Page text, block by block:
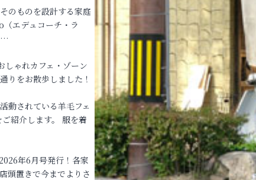
のものを設計する家庭
エデュコーチ・ラ
…
ゃれカフェ・ゾーン
りをお散歩しました！
動されている羊毛フェ
紹介します。 服を着
年6月号発行！各家
頭置きで今までよりさ